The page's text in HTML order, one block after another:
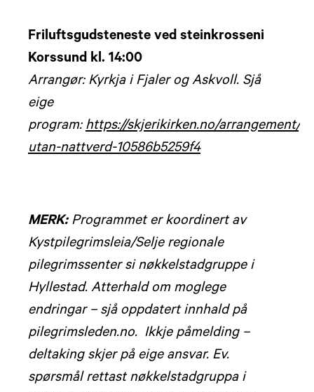
Friluftsgudsteneste ved steinkrosseni
Korssund kl. 14:00
Arrangør: Kyrkja i Fjaler og Askvoll. Sjå
eige
program:https://skjerikirken.no/arrangement/
utan-nattverd-10586b5259f4
MERK:Programmet er koordinert av
Kystpilegrimsleia/Selje regionale
pilegrimssenter si nøkkelstadgruppe i
Hyllestad. Atterhald om moglege
endringar – sjå oppdatert innhald på
pilegrimsleden.no. Ikkje påmelding –
deltaking skjer på eige ansvar. Ev.
spørsmål rettast nøkkelstadgruppa i